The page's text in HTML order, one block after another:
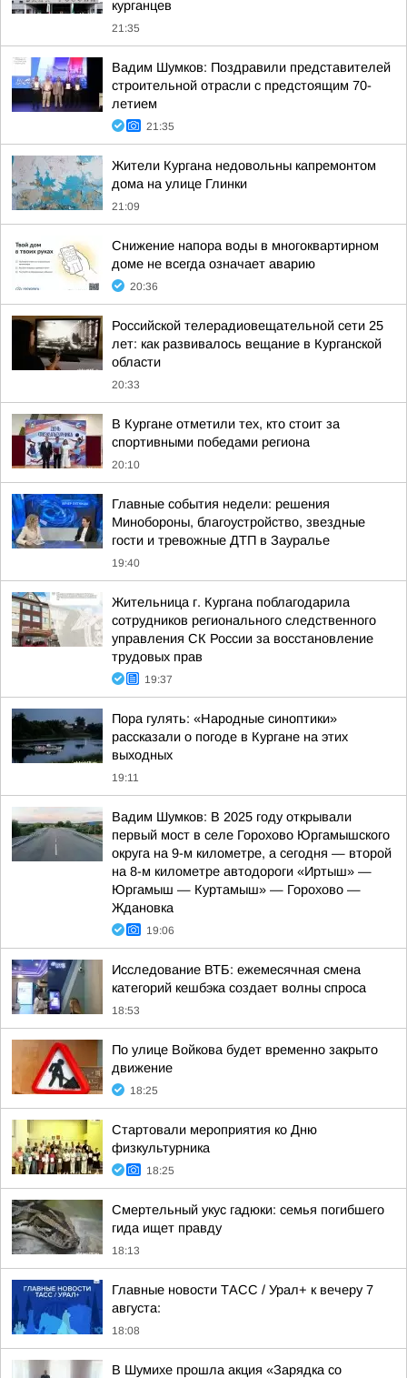
курганцев
21:35
Вадим Шумков: Поздравили представителей
строительной отрасли с предстоящим 70-
летием
21:35
Жители Кургана недовольны капремонтом
дома на улице Глинки
21:09
Снижение напора воды в многоквартирном
доме не всегда означает аварию
20:36
Российской телерадиовещательной сети 25
лет: как развивалось вещание в Курганской
области
20:33
В Кургане отметили тех, кто стоит за
спортивными победами региона
20:10
Главные события недели: решения
Минобороны, благоустройство, звездные
гости и тревожные ДТП в Зауралье
19:40
Жительница г. Кургана поблагодарила
сотрудников регионального следственного
управления СК России за восстановление
трудовых прав
19:37
Пора гулять: «Народные синоптики»
рассказали о погоде в Кургане на этих
выходных
19:11
Вадим Шумков: В 2025 году открывали
первый мост в селе Горохово Юргамышского
округа на 9-м километре, а сегодня — второй
на 8-м километре автодороги «Иртыш» —
Юргамыш — Куртамыш» — Горохово —
Ждановка
19:06
Исследование ВТБ: ежемесячная смена
категорий кешбэка создает волны спроса
18:53
По улице Войкова будет временно закрыто
движение
18:25
Стартовали мероприятия ко Дню
физкультурника
18:25
Смертельный укус гадюки: семья погибшего
гида ищет правду
18:13
Главные новости ТАСС / Урал+ к вечеру 7
августа:
18:08
В Шумихе прошла акция «Зарядка со